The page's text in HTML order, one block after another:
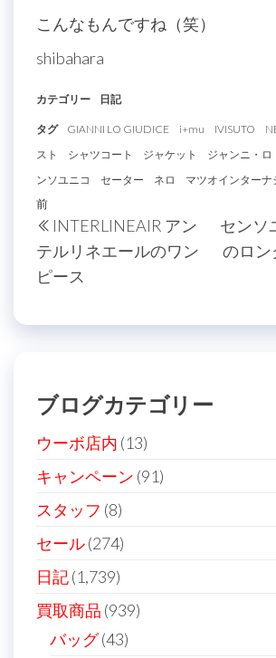
こんなもんですね（笑）
shibahara
カテゴリー 日記
タグ GIANNI LO GIUDICE i+mu IVISUTO
スト
シャツコート ジャケット ジャンニ・ロ
ンソユニコ
セーター ネロ マツオインターナ
投
稿
ナ
ゲ
シ
ョ
ン
過
去
の
投
前
INTERLINEAIR アン
テルリネエールのワン
ピース
センソ
のロン
ブログカテゴリー
ウーボ店内 (13)
キャンペーン (91)
スタッフ (8)
セール(274)
日記(1,739)
買取商品 (939)
バッグ(43)